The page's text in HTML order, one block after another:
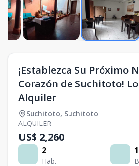
¡Establezca Su Próximo
Corazón de Suchitoto!
Alquiler
Suchitoto, Suchitoto
ALQUILER
US$ 2,260
2
Hab.
1